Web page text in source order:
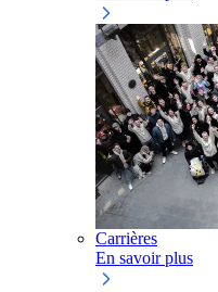
Carrières
En savoir plus